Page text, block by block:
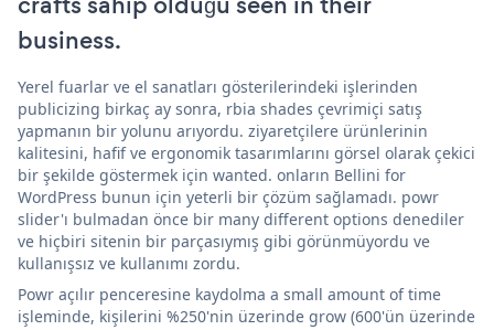
business.
Yerel fuarlar ve el sanatları gösterilerindeki işlerinden
publicizing birkaç ay sonra, rbia shades çevrimiçi satış
yapmanın bir yolunu arıyordu. ziyaretçilere ürünlerinin
kalitesini, hafif ve ergonomik tasarımlarını görsel olarak çekici
bir şekilde göstermek için wanted. onların Bellini for
WordPress bunun için yeterli bir çözüm sağlamadı. powr
slider'ı bulmadan önce bir many different options denediler
ve hiçbiri sitenin bir parçasıymış gibi görünmüyordu ve
kullanışsız ve kullanımı zordu.
Powr açılır penceresine kaydolma a small amount of time
işleminde, kişilerini %250'nin üzerinde grow (600'ün üzerinde